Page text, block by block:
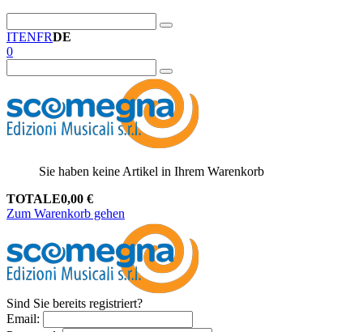
ITENFRDE
0
Sie haben keine Artikel in Ihrem Warenkorb
TOTALE0,00 €
Zum Warenkorb gehen
Sind Sie bereits registriert?
Email: